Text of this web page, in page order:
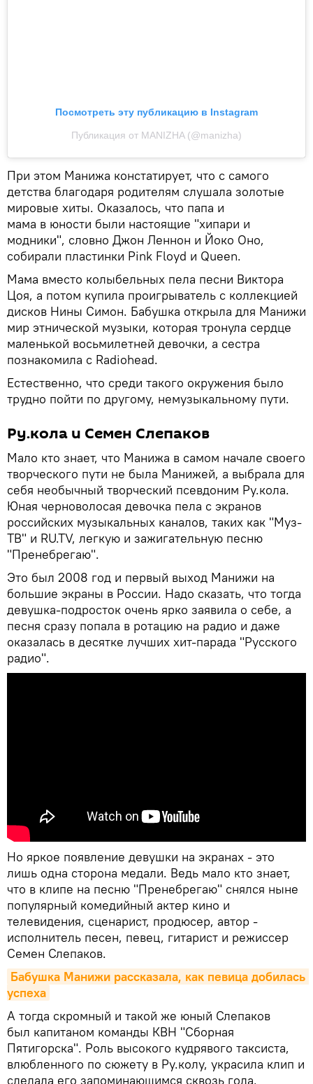
Посмотреть эту публикацию в Instagram
Публикация от MANIZHA (@manizha)
При этом Манижа констатирует, что с самого
детства благодаря родителям слушала золотые
мировые хиты. Оказалось, что папа и
мама в юности были настоящие "хипари и
модники", словно Джон Леннон и Йоко Оно,
собирали пластинки Pink Floyd и Queen.
Мама вместо колыбельных пела песни Виктора
Цоя, а потом купила проигрыватель с коллекцией
дисков Нины Симон. Бабушка открыла для Манижи
мир этнической музыки, которая тронула сердце
маленькой восьмилетней девочки, а сестра
познакомила с Radiohead.
Естественно, что среди такого окружения было
трудно пойти по другому, немузыкальному пути.
Ру.кола и Семен Слепаков
Мало кто знает, что Манижа в самом начале своего
творческого пути не была Манижей, а выбрала для
себя необычный творческий псевдоним Ру.кола.
Юная черноволосая девочка пела с экранов
российских музыкальных каналов, таких как "Муз-
ТВ" и RU.TV, легкую и зажигательную песню
"Пренебрегаю".
Это был 2008 год и первый выход Манижи на
большие экраны в России. Надо сказать, что тогда
девушка-подросток очень ярко заявила о себе, а
песня сразу попала в ротацию на радио и даже
оказалась в десятке лучших хит-парада "Русского
радио".
Но яркое появление девушки на экранах - это
лишь одна сторона медали. Ведь мало кто знает,
что в клипе на песню "Пренебрегаю" снялся ныне
популярный комедийный актер кино и
телевидения, сценарист, продюсер, автор -
исполнитель песен, певец, гитарист и режиссер
Семен Слепаков.
Бабушка Манижи рассказала, как певица добилась
успеха
А тогда скромный и такой же юный Слепаков
был капитаном команды КВН "Сборная
Пятигорска". Роль высокого кудрявого таксиста,
влюбленного по сюжету в Ру.колу, украсила клип и
сделала его запоминающимся сквозь года.